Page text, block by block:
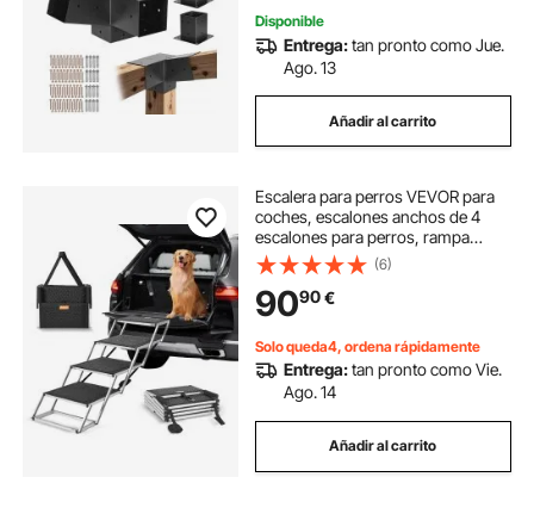
Disponible
Entrega:tan pronto como Jue.
Ago. 13
Añadir al carrito
Escalera para perros VEVOR para
coches, escalones anchos de 4
escalones para perros, rampa
plegable para perros con superficie
antideslizante, escalones portátiles
para mascotas de aluminio liviano
para coches, SUV y camiones,
soporta hasta 250 libras
(6)
9090€
Solo queda4, ordena rápidamente
Entrega:tan pronto como Vie.
Ago. 14
Añadir al carrito